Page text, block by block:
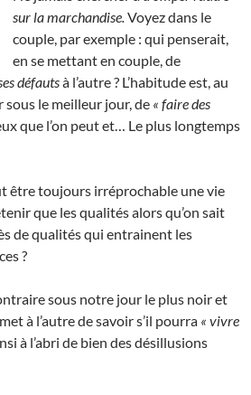
sur la marchandise. Voyez dans le
couple, par exemple : qui penserait,
en se mettant en couple, de
défautsà l’autre ? L’habitude est, au
le meilleur jour, de « faire des
que l’on peut et… Le plus longtemps
être toujours irréprochable une vie
que les qualités alors qu’on sait
de qualités qui entrainent les
?
sous notre jour le plus noir et
à l’autre de savoir s’il pourra « vivre
à l’abri de bien des désillusions